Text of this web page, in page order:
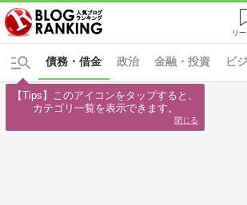
リ
政治 金融・投資 ビ
債務・借金
【Tips】このアイコンをタップすると、
カテゴリ一覧を表示できます。
閉じる